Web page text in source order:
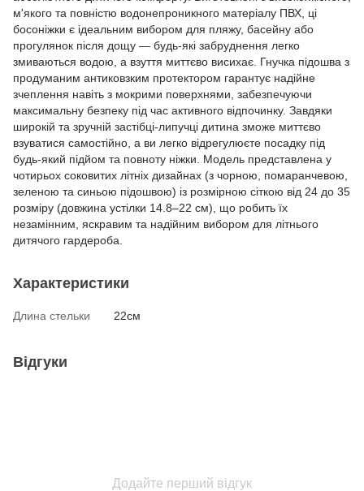
м'якого та повністю водонепроникного матеріалу ПВХ, ці
босоніжки є ідеальним вибором для пляжу, басейну або
прогулянок після дощу — будь-які забруднення легко
змиваються водою, а взуття миттєво висихає. Гнучка підошва з
продуманим антиковзким протектором гарантує надійне
зчеплення навіть з мокрими поверхнями, забезпечуючи
максимальну безпеку під час активного відпочинку. Завдяки
широкій та зручній застібці-липучці дитина зможе миттєво
взуватися самостійно, а ви легко відрегулюєте посадку під
будь-який підйом та повноту ніжки. Модель представлена у
чотирьох соковитих літніх дизайнах (з чорною, помаранчевою,
зеленою та синьою підошвою) із розмірною сіткою від 24 до 35
розміру (довжина устілки 14.8–22 см), що робить їх
незамінним, яскравим та надійним вибором для літнього
дитячого гардероба.
Характеристики
Длина стельки 22см
Відгуки
Додайте перший відгук